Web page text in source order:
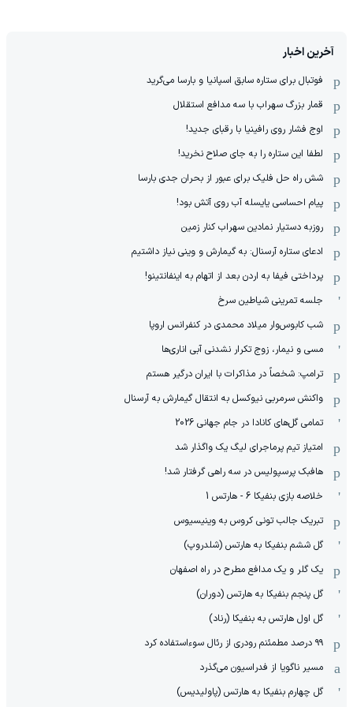
آخرین اخبار
فوتبال برای ستاره سابق اسپانیا و بارسا می‌گرید
قمار بزرگ سهراب با سه مدافع استقلال
اوج فشار روی رافینیا با رقبای جدید!
لطفا این ستاره را به جای صلاح نخرید!
شش راه حل فلیک برای عبور از بحران جدی بارسا
پیام احساسی یایسله آب روی آتش بود!
روزبه دستیار نمادین سهراب کنار زمین
ادعای ستاره آرسنال: به گیمارش و وینی نیاز داشتیم
پرداختی فیفا به اردن بعد از اتهام به اینفانتینو!
جلسه تمرینی شیاطین سرخ
شب کابوس‌وار میلاد محمدی در کنفرانس اروپا
مسی و نیمار، زوج تکرار نشدنی آبی اناری‌ها
ترامپ: شخصاً در مذاکرات با ایران درگیر هستم
واکنش سرمربی نیوکسل به انتقال گیمارش به آرسنال
تمامی گل‌های کانادا در جام جهانی 2026
امتیاز تیم پرماجرای لیگ یک واگذار شد
هافبک پرسپولیس در سه راهی گرفتار شد!
خلاصه بازی بنفیکا 6 - هارتس 1
تبریک جالب تونی کروس به وینیسیوس
گل ششم بنفیکا به هارتس (شلدروپ)
یک گلر و یک مدافع مطرح در راه اصفهان
گل پنجم بنفیکا به هارتس (دوران)
گل اول هارتس به بنفیکا (رناد)
۹۹ درصد مطمئنم رودری از رئال سوءاستفاده کرد
مسیر ناگویا از فدراسیون می‌گذرد
گل چهارم بنفیکا به هارتس (پاولیدیس)